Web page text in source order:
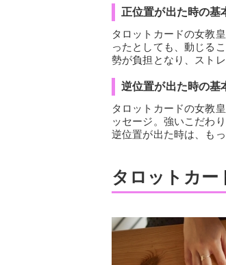
正位置が出た時の基
タロットカードの女教皇
ったとしても、動じる
勢が負担となり、スト
逆位置が出た時の基
タロットカードの女教皇
ッセージ。強いこだわ
逆位置が出た時は、も
タロットカー